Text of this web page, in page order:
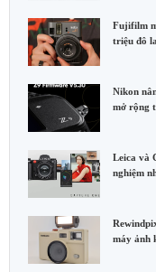
Fujifilm
triệu đô la
Nikon
mở rộng
Leica và
nghiệm
máy ảnh